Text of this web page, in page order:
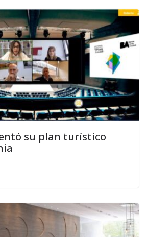
su plan turístico